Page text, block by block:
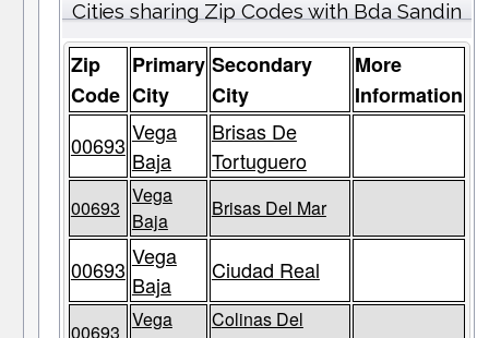
Cities sharing Zip Codes with Bda Sandin
Zip
Code
Primary
City
Secondary
City
More
Information
00693 Vega
Baja
Brisas De
Tortuguero
00693
Vega
Baja
Brisas Del Mar
00693 Vega
Baja
Ciudad Real
00693
Vega
Colinas Del